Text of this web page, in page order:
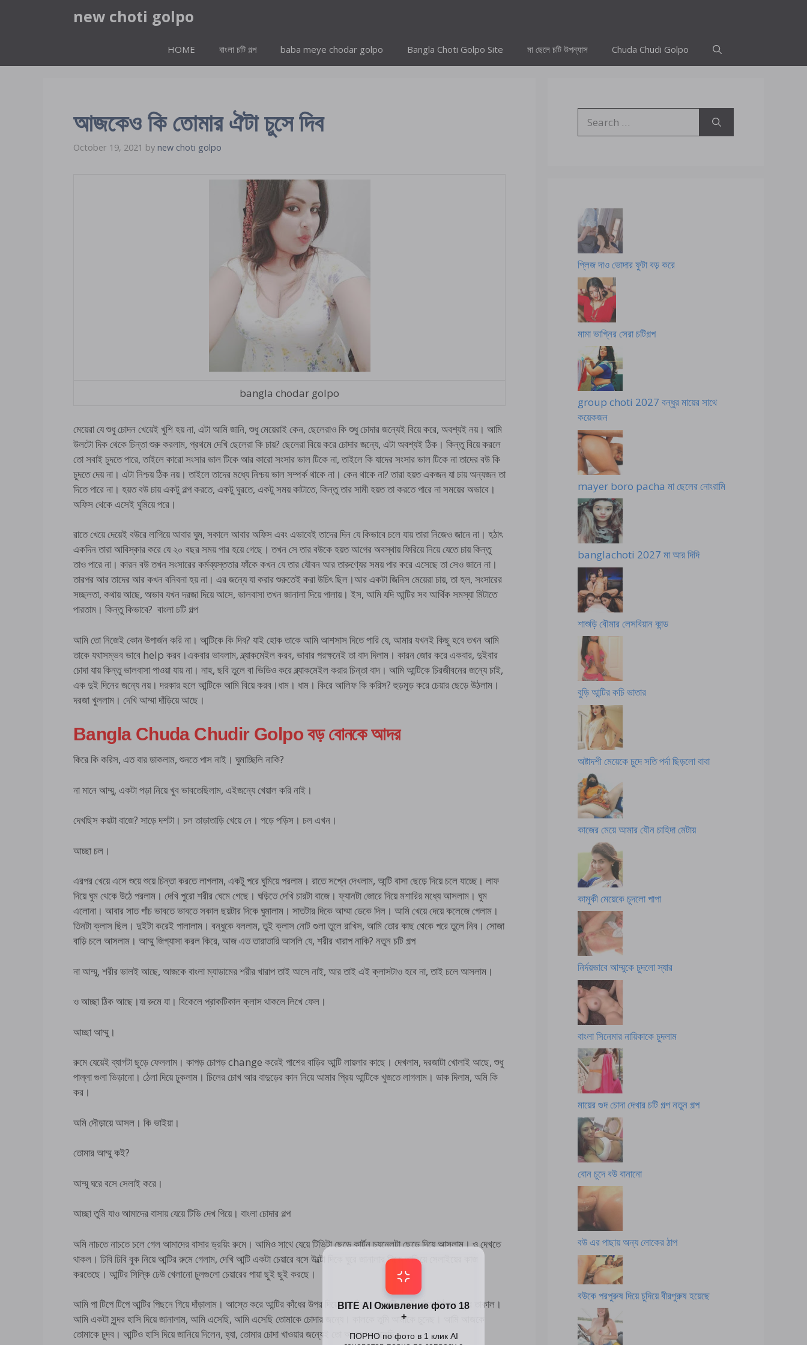
new choti golpo
HOME বাংলা চটি গল্প baba meye chodar golpo Bangla Choti Golpo Site মা ছেলে চটি উপন্যাস Chuda Chudi Golpo
আজকেও কি তোমার ঐটা চুসে দিব
October 19, 2021 by new choti golpo
bangla chodar golpo
মেয়েরা যে শুধু চোদন খেয়েই খুশি হয় না, এটা আমি জানি, শুধু মেয়েরাই কেন, ছেলেরাও কি শুধু চোদার জন্যেই বিয়ে করে, অবশ্যই নয়। আমি
উলটো দিক থেকে চিন্তা শুরু করলাম, প্রথমে দেখি ছেলেরা কি চায়? ছেলেরা বিয়ে করে চোদার জন্যে, এটা অবশ্যই ঠিক। কিন্তু বিয়ে করলে
তো সবাই চুদতে পারে, তাইলে কারো সংসার ভাল টিকে আর কারো সংসার ভাল টিকে না, তাইলে কি যাদের সংসার ভাল টিকে না তাদের বউ কি
চুদতে দেয় না। এটা নিশ্চয় ঠিক নয়। তাইলে তাদের মধ্যে নিশ্চয় ভাল সম্পর্ক থাকে না। কেন থাকে না? তারা হয়ত একজন যা চায় অন্যজন তা
দিতে পারে না। হয়ত বউ চায় একটু গল্প করতে, একটু ঘুরতে, একটু সময় কাটাতে, কিন্তু তার সামী হয়ত তা করতে পারে না সময়ের অভাবে।
অফিস থেকে এসেই ঘুমিয়ে পরে।
রাতে খেয়ে দেয়েই বউরে লাগিয়ে আবার ঘুম, সকালে আবার অফিস এবং এভাবেই তাদের দিন যে কিভাবে চলে যায় তারা নিজেও জানে না। হঠাৎ
একদিন তারা আবিস্কার করে যে ২০ বছর সময় পার হয়ে গেছে। তখন সে তার বউকে হয়ত আগের অবস্থায় ফিরিয়ে নিয়ে যেতে চায় কিন্তু
তাও পারে না। কারন বউ তখন সংসারের কর্মব্যস্ততার ফাঁকে কখন যে তার যৌবন আর তারুণ্যের সময় পার করে এসেছে তা সেও জানে না।
তারপর আর তাদের আর কখন বনিবনা হয় না। এর জন্যে যা করার শুরুতেই করা উচিৎ ছিল।আর একটা জিনিস মেয়েরা চায়, তা হল, সংসারের
সচ্ছলতা, কথায় আছে, অভাব যখন দরজা দিয়ে আসে, ভালবাসা তখন জানালা দিয়ে পালায়। ইস, আমি যদি আন্টির সব আর্থিক সমস্যা মিটাতে
পারতাম। কিন্তু কিভাবে? বাংলা চটি গল্প
আমি তো নিজেই কোন উপার্জন করি না। আন্টিকে কি দিব? যাই হোক তাকে আমি আশসাস দিতে পারি যে, আমার যখনই কিছু হবে তখন আমি
তাকে যথাসম্ভব ভাবে help করব।একবার ভাবলাম, ব্ল্যাকমেইল করব, ভাবার পরক্ষনেই তা বাদ দিলাম। কারন জোর করে একবার, দুইবার
চোদা যায় কিন্তু ভালবাসা পাওয়া যায় না। নাহ, ছবি তুলে বা ভিডিও করে ব্ল্যাকমেইল করার চিন্তা বাদ। আমি আন্টিকে চিরজীবনের জন্যে চাই,
এক দুই দিনের জন্যে নয়। দরকার হলে আন্টিকে আমি বিয়ে করব।ধাম। ধাম। কিরে আলিফ কি করিস? হুড়মুড় করে চেয়ার ছেড়ে উঠলাম।
দরজা খুললাম। দেখি আম্মা দাঁড়িয়ে আছে।
Bangla Chuda Chudir Golpo বড় বোনকে আদর
কিরে কি করিস, এত বার ডাকলাম, শুনতে পাস নাই। ঘুমাচ্ছিলি নাকি?
না মানে আম্মু, একটা পড়া নিয়ে খুব ভাবতেছিলাম, এইজন্যে খেয়াল করি নাই।
দেখছিস কয়টা বাজে? সাড়ে দশটা। চল তাড়াতাড়ি খেয়ে নে। পড়ে পড়িস। চল এখন।
আচ্ছা চল।
এরপর খেয়ে এসে শুয়ে শুয়ে চিন্তা করতে লাগলাম, একটু পরে ঘুমিয়ে পরলাম। রাতে সপ্নে দেখলাম, আন্টি বাসা ছেড়ে দিয়ে চলে যাচ্ছে। লাফ
দিয়ে ঘুম থেকে উঠে পরলাম। দেখি পুরো শরীর ঘেমে গেছে। ঘড়িতে দেখি চারটা বাজে। ফ্যানটা জোরে দিয়ে মশারির মধ্যে আসলাম। ঘুম
এলোনা। আবার সাত পাঁচ ভাবতে ভাবতে সকাল ছয়টার দিকে ঘুমালাম। সাতটার দিকে আম্মা ডেকে দিল। আমি খেয়ে দেয়ে কলেজে গেলাম।
তিনটা ক্লাস ছিল। দুইটা করেই পালালাম। বন্ধুকে বললাম, তুই ক্লাস নোট গুলা তুলে রাখিস, আমি তোর কাছ থেকে পরে তুলে নিব। সোজা
বাড়ি চলে আসলাম। আম্মু জিগ্যাসা করল কিরে, আজ এত তারাতারি আসলি যে, শরীর খারাপ নাকি? নতুন চটি গল্প
না আম্মু, শরীর ভালই আছে, আজকে বাংলা ম্যাডামের শরীর খারাপ তাই আসে নাই, আর তাই এই ক্লাসটাও হবে না, তাই চলে আসলাম।
ও আচ্ছা ঠিক আছে।যা রুমে যা। বিকেলে প্রাকটিকাল ক্লাস থাকলে লিখে ফেল।
আচ্ছা আম্মু।
রুমে যেয়েই ব্যাগটা ছুড়ে ফেললাম। কাপড় চোপড় change করেই পাশের বাড়ির আন্টি লায়লার কাছে। দেখলাম, দরজাটা খোলাই আছে, শুধু
পাল্লা গুলা ভিড়ানো। ঠেলা দিয়ে ঢুকলাম। চিলের চোখ আর বাদুড়ের কান নিয়ে আমার প্রিয় আন্টিকে খুজতে লাগলাম। ডাক দিলাম, অমি কি
কর।
অমি দৌড়ায়ে আসল। কি ভাইয়া।
তোমার আম্মু কই?
আম্মু ঘরে বসে সেলাই করে।
আচ্ছা তুমি যাও আমাদের বাসায় যেয়ে টিভি দেখ গিয়ে। বাংলা চোদার গল্প
অমি নাচতে নাচতে চলে গেল আমাদের বাসার ড্র‌য়িং রুমে। আমিও সাথে যেয়ে টিভিটা ছেড়ে কার্টুন চ্যনেলটা ছেড়ে দিয়ে আসলাম। ও দেখতে
থাকল। ঢিবি ঢিবি বুক নিয়ে আন্টির রুমে গেলাম, দেখি আন্টি একটা চেয়ারে বসে উল্টো দিকে ঘুরে জানালার দিকে তাকিয়ে সেলাইয়ের কাজ
করতেছে। আন্টির সিল্কি ঢেউ খেলানো চুলগুলো চেয়ারের পায়া ছুই ছুই করছে।
আমি পা টিপে টিপে আন্টির পিছনে গিয়ে দাঁড়ালাম। আস্তে করে আন্টির কাঁধের উপর দিয়ে হাত দিলাম। আন্টি একটু কেঁপে উঠল। ঘুরে তাকাল।
আমি একটা সুন্দর হাসি দিয়ে জানালাম, আমি এসেছি, আমি এসেছি তোমাকে চোদার জন্যে। কালকে তুমি আমাকে চুদেছ। আমি আজকে
তোমাকে চুদব। আন্টিও হাসি দিয়ে জানিয়ে দিলেন, হ্যা, তোমার চোদা খাওয়ার জন্যেই তো অপেক্ষা করতেছি।
for:
প্লিজ দাও ভোদার ফুটা বড় করে
মামা ভাগ্নির সেরা চটিগল্প
group choti 2027 বন্ধুর মায়ের সাথে
কয়েকজন
mayer boro pacha মা ছেলের নোংরামি
banglachoti 2027 মা আর দিদি
শাশুড়ি বৌমার লেসবিয়ান কান্ড
বুড়ি আন্টির কচি ভাতার
অষ্টাদশী মেয়েকে চুদে সতি পর্দা ছিড়লো বাবা
কাজের মেয়ে আমার যৌন চাহিদা মেটায়
কামুকী মেয়েকে চুদলো পাপা
নির্দয়ভাবে আম্মুকে চুদলো স্যার
বাংলা সিনেমার নায়িকাকে চুদলাম
মায়ের গুদ চোদা দেখার চটি গল্প নতুন গল্প
বোন চুদে বউ বানানো
বউ এর পাছায় অন্য লোকের ঠাপ
বউকে পরপুরুষ দিয়ে চুদিয়ে বীরপুরুষ হয়েছে